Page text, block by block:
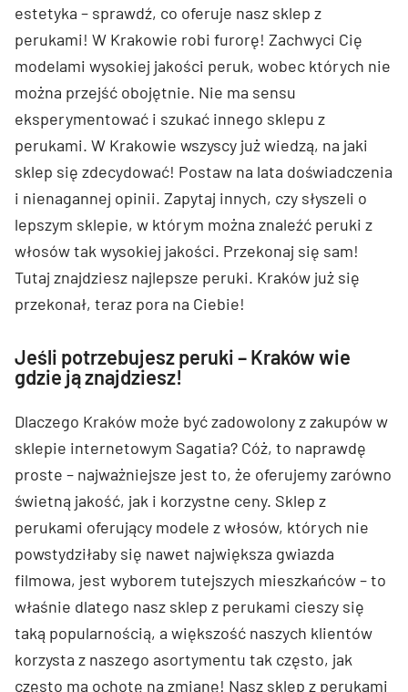
estetyka – sprawdź, co oferuje nasz sklep z
perukami! W Krakowie robi furorę! Zachwyci Cię
modelami wysokiej jakości peruk, wobec których nie
można przejść obojętnie. Nie ma sensu
eksperymentować i szukać innego sklepu z
perukami. W Krakowie wszyscy już wiedzą, na jaki
sklep się zdecydować! Postaw na lata doświadczenia
i nienagannej opinii. Zapytaj innych, czy słyszeli o
lepszym sklepie, w którym można znaleźć peruki z
włosów tak wysokiej jakości. Przekonaj się sam!
Tutaj znajdziesz najlepsze peruki. Kraków już się
przekonał, teraz pora na Ciebie!
Jeśli potrzebujesz peruki – Kraków wie
gdzie ją znajdziesz!
Dlaczego Kraków może być zadowolony z zakupów w
sklepie internetowym Sagatia? Cóż, to naprawdę
proste – najważniejsze jest to, że oferujemy zarówno
świetną jakość, jak i korzystne ceny. Sklep z
perukami oferujący modele z włosów, których nie
powstydziłaby się nawet największa gwiazda
filmowa, jest wyborem tutejszych mieszkańców – to
właśnie dlatego nasz sklep z perukami cieszy się
taką popularnością, a większość naszych klientów
korzysta z naszego asortymentu tak często, jak
często ma ochotę na zmianę! Nasz sklep z perukami